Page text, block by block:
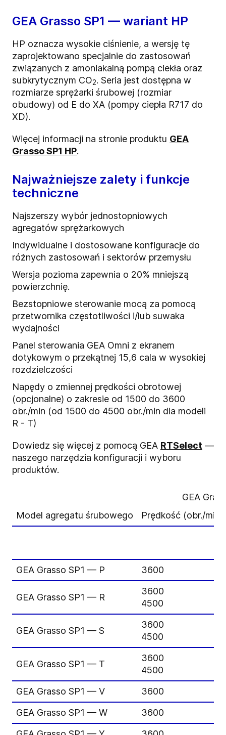
GEA Grasso SP1 — wariant HP
HP oznacza wysokie ciśnienie, a wersję tę
zaprojektowano specjalnie do zastosowań
związanych z amoniakalną pompą ciekła oraz
subkrytycznym CO2. Seria jest dostępna w
rozmiarze sprężarki śrubowej (rozmiar
obudowy) od E do XA (pompy ciepła R717 do
XD).
Więcej informacji na stronie produktu GEA
Grasso SP1 HP.
Najważniejsze zalety i funkcje
techniczne
Najszerszy wybór jednostopniowych
agregatów sprężarkowych
Indywidualne i dostosowane konfiguracje do
różnych zastosowań i sektorów przemysłu
Wersja pozioma zapewnia o 20% mniejszą
powierzchnię.
Bezstopniowe sterowanie mocą za pomocą
przetwornika częstotliwości i/lub suwaka
wydajności
Panel sterowania GEA Omni z ekranem
dotykowym o przekątnej 15,6 cala w wysokiej
rozdzielczości
Napędy o zmiennej prędkości obrotowej
(opcjonalne) o zakresie od 1500 do 3600
obr./min (od 1500 do 4500 obr./min dla modeli
R - T)
Dowiedz się więcej z pomocą GEA RTSelect —
naszego narzędzia konfiguracji i wyboru
produktów.
GEA
Model agregatu śrubowego
Prędkość (obr./min)
GEA Grasso SP1 — P 3600
GEA Grasso SP1 — R
3600
4500
GEA Grasso SP1 — S
3600
4500
GEA Grasso SP1 — T
3600
4500
GEA Grasso SP1 — V
3600
GEA Grasso SP1 — W
3600